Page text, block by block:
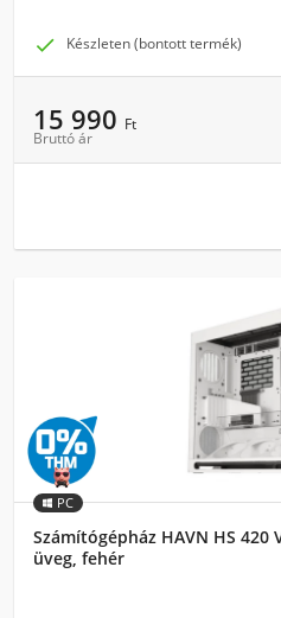
 Készleten (bontott termék)
15 990 Ft
Bruttó ár
PC
Számítógépház HAVN HS
üveg, fehér